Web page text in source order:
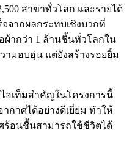
สาขาทั่วโลก และรายได้
จากผลกระทบเชิงบวกที่
ผ้ากว่า 1 ล้านชิ้นทั่วโลกใน
ามอบอุ่น แต่ยังสร้างรอยยิ้ม
อเท็มสำคัญในโครงการนี้
าศได้อย่างดีเยี่ยม ทำให้
ร้อนชื้นสามารถใช้ชีวิตได้